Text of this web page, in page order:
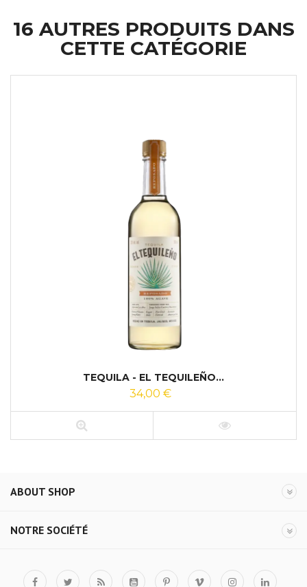
16 AUTRES PRODUITS DANS
CETTE CATÉGORIE
TEQUILA - EL TEQUILEÑO...
34,00 €
ABOUT SHOP
NOTRE SOCIÉTÉ